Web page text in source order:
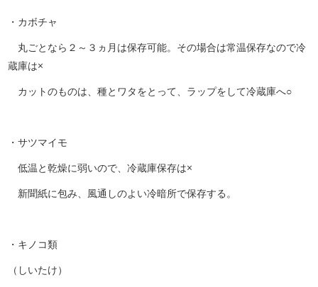
・カボチャ
丸ごとなら２～３ヵ月は保存可能。その場合は常温保存なので冷
蔵庫は×
カットのものは、種とワタをとって、ラップをして冷蔵庫へ○
・サツマイモ
低温と乾燥に弱いので、冷蔵庫保存は×
新聞紙に包み、風通しのよい冷暗所で保存する。
・キノコ類
（しいたけ）